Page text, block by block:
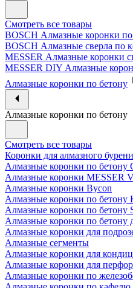
Смотреть все товары
BOSCH Алмазные коронки по
BOSCH Алмазные сверла по
MESSER Алмазные коронки
MESSER DIY Алмазные
Алмазные коронки по бетону
Алмазные коронки по бетону
Смотреть все товары
Коронки для алмазного
Алмазные коронки по бетону
Алмазные коронки MESSER
Алмазные коронки Bycon
Алмазные коронки по бетону
Алмазные коронки по бетону
Алмазные коронки по бетону
Алмазные коронки для
Алмазные сегменты
Алмазные коронки для
Алмазные коронки для
Алмазные коронки по